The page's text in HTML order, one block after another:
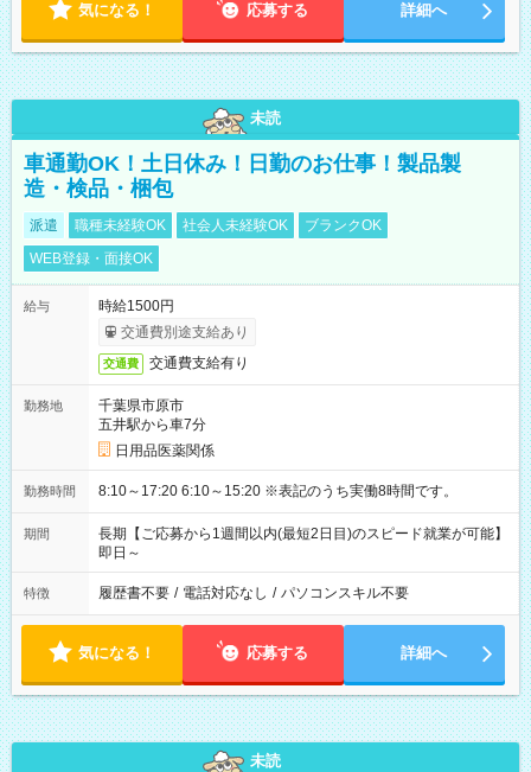
気になる！ 応募する 詳細へ
未読
車通勤OK！土日休み！日勤のお仕事！製品製
造・検品・梱包
派遣 職種未経験OK 社会人未経験OK
ブランクOK
WEB登録・面接OK
給与
時給1500円
交通費別途支給あり
交通費 交通費支給有り
勤務地
千葉県市原市
五井駅から車7分
日用品医薬関係
勤務時間 8:10～17:20 6:10～15:20 ※表記のうち実働8時間です。
期間
長期【ご応募から1週間以内(最短2日目)のスピード就業が可能】
即日～
特徴 履歴書不要 / 電話対応なし / パソコンスキル不要
気になる！ 応募する 詳細へ
未読